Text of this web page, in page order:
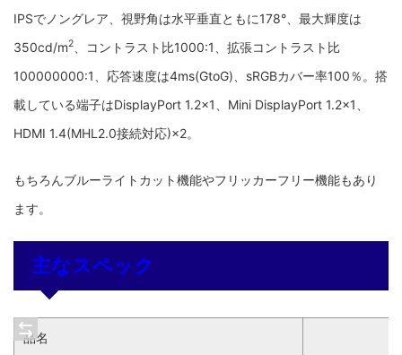
IPSでノングレア、視野角は水平垂直ともに178°、最大輝度は
350cd/m2
、コントラスト比1000:1、拡張コントラスト比
100000000:1、応答速度は4ms(GtoG)、 sRGBカバー率100％ 。搭
載している端子はDisplayPort 1.2×1、Mini DisplayPort 1.2×1、
HDMI 1.4(MHL2.0接続対応)×2。
もちろんブルーライトカット機能やフリッカーフリー機能もあり
ます。
主なスペック
品名